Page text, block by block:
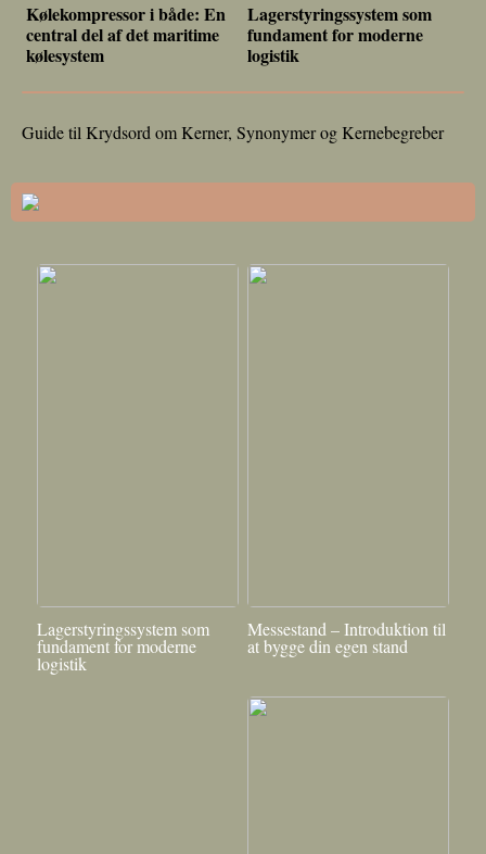
Kølekompressor i både: En
central del af det maritime
kølesystem
Lagerstyringssystem som
fundament for moderne
logistik
Guide til Krydsord om Kerner, Synonymer og Kernebegreber
Lagerstyringssystem som
fundament for moderne
logistik
Messestand – Introduktion til
at bygge din egen stand